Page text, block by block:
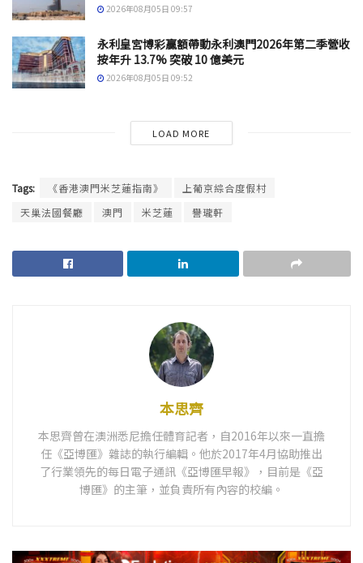
2026年08月05日 09:57
永利皇宮博彩贏額帶動永利澳門2026年第二季營收
按年升 13.7% 突破 10 億美元
2026年08月05日 09:52
LOAD MORE
Tags: 《香港澳門米芝蓮指南》
上葡京綜合度假村
天巢法國餐廳
澳門 米芝蓮 譽瓏軒
本思齊
本思齊曾在澳洲悉尼擔任體育記者，自2016年以來一直擔
任《亞博匯》雜誌的執行編輯。他於2017年4月協助推出
了行業領先的每日電子通訊《亞博匯早報》，目前是《亞
博匯》的主筆，並負責所有內容的校編。